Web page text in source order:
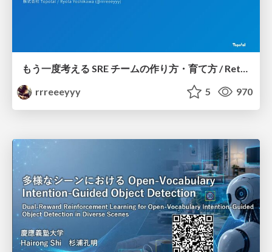
もう一度考える SRE チームの作り方・育て方 / Rethinking SRE #1: Building and Growing SRE Teams
rrreeeyyy
5 970